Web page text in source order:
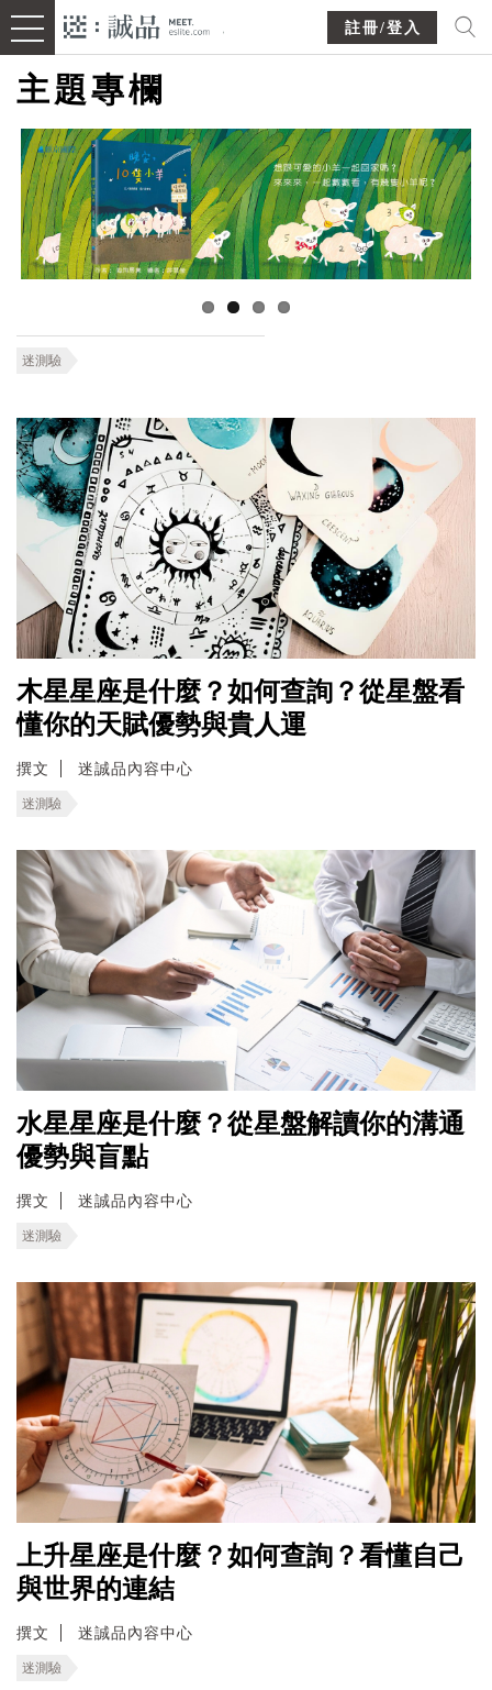
註冊/登入
主題專欄
迷測驗
木星星座是什麼？如何查詢？從星盤看
懂你的天賦優勢與貴人運
撰文 迷誠品內容中心
迷測驗
水星星座是什麼？從星盤解讀你的溝通
優勢與盲點
撰文 迷誠品內容中心
迷測驗
上升星座是什麼？如何查詢？看懂自己
與世界的連結
撰文 迷誠品內容中心
迷測驗